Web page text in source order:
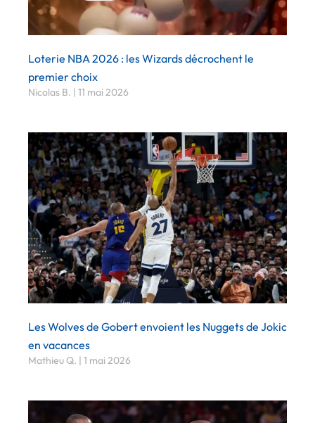
Loterie NBA 2026 : les Wizards décrochent le
premier choix
Nicolas B. 11 mai 2026
Les Wolves de Gobert envoient les Nuggets de Jokic
en vacances
Mathieu Q. 1 mai 2026